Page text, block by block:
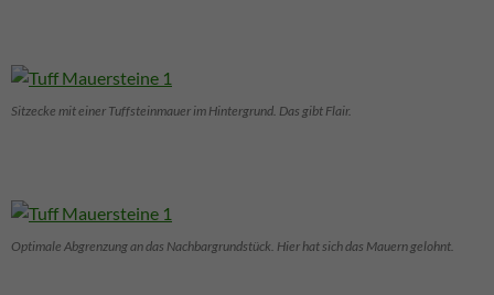
Sitzecke mit einer Tuffsteinmauer im Hintergrund. Das gibt Flair.
Optimale Abgrenzung an das Nachbargrundstück. Hier hat sich das Mauern gelohnt.